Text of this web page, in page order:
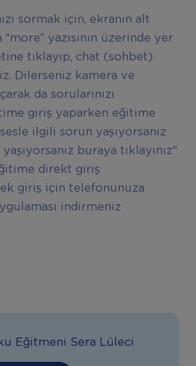
sormak için, ekranın alt
“more” yazısının üzerinde yer
tıklayıp, chat (sohbet)
Dilerseniz kamera ve
da sorularınızı
giriş yaparken eğitime
ilgili sorun yaşıyorsanız
buraya tıklayınız"
direkt giriş
giriş için telefonunuza
indirmeniz
Eğitmeni Sera Lüleci